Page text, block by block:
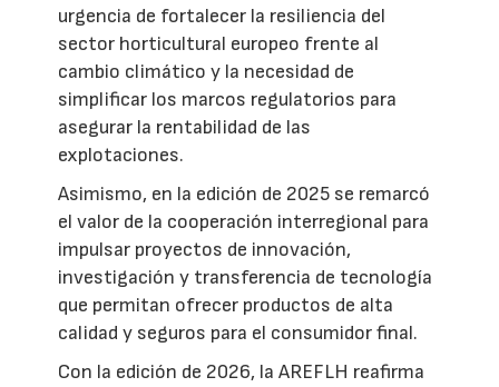
urgencia de fortalecer la resiliencia del
sector horticultural europeo frente al
cambio climático y la necesidad de
simplificar los marcos regulatorios para
asegurar la rentabilidad de las
explotaciones.
Asimismo, en la edición de 2025 se remarcó
el valor de la cooperación interregional para
impulsar proyectos de innovación,
investigación y transferencia de tecnología
que permitan ofrecer productos de alta
calidad y seguros para el consumidor final.
Con la edición de 2026, la AREFLH reafirma